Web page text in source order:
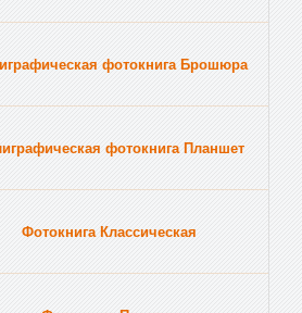
фотокнига Брошюра
фотокнига Планшет
Фотокнига Классическая